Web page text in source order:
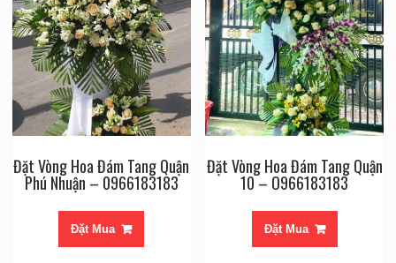
Đặt Vòng Hoa Đám Tang Quận
Phú Nhuận – 0966183183
Đặt Mua
Đặt Vòng Hoa Đám Tang Quận
10 – O966183183
Đặt Mua